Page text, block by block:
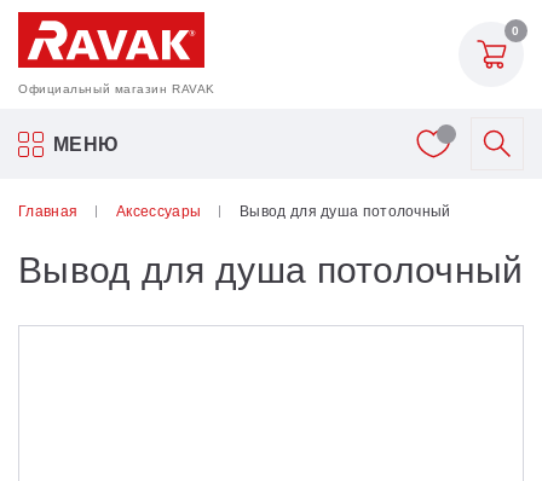
Официальный магазин RAVAK
0
МЕНЮ
Акриловые ванны Ravak
Шторки для ванн
Мебель для ванной
Главная Аксессуары Вывод для душа потолочный
Вывод для душа потолочный